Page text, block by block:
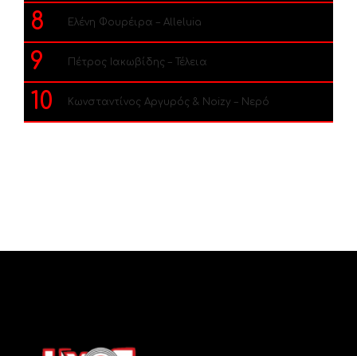
8 Ελένη Φουρέιρα – Alleluia
9 Πέτρος Ιακωβίδης – Τέλεια
10 Κωνσταντίνος Αργυρός & Noizy – Νερό